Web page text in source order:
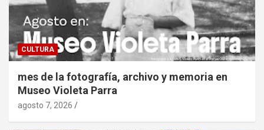
CULTURA
mes de la fotografía, archivo y memoria en
Museo Violeta Parra
agosto 7, 2026